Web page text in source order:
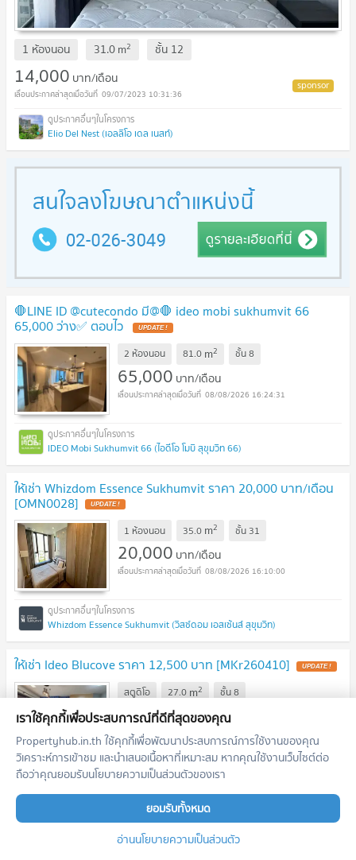
1 ห้องนอน 31.0m2 ชั้น 12
14,000 บาท/เดือน
09/07/2023 10:31:36
Elio Del Nest (เอลลิโอ เดล เนสท์)
🛑LINE ID @cutecondo มี@🛑 ideo mobi sukhumvit 66
65,000 ว่าง✅ ตอบไว UPDATE !
2 ห้องนอน 81.0 m2 ชั้น8
65,000 บาท/เดือน
08/08/2026 16:24:31
IDEO Mobi Sukhumvit 66 (ไอดีโอ โมบิ สุขุมวิท 66)
ให้เช่า Whizdom Essence Sukhumvit ราคา 20,000 บาท/เดือน
[OMN0028] UPDATE !
1 ห้องนอน 35.0 m2 ชั้น 31
20,000 บาท/เดือน
08/08/2026 16:10:00
Whizdom Essence Sukhumvit (วิสซ์ดอม เอสเซ้นส์ สุขุมวิท)
ให้เช่า Ideo Blucove ราคา 12,500 บาท [MKr260410] UPDATE !
สตูดิโอ 27.0 m2 ชั้น8
12,500บาท/เดือน
08/08/2026 16:10:00
🟪🟦🟩🟨🟧 ให้เช่า Elio Del Nest // ห้องใหญ่ 📍 พร้อมเข้าอยู่ 🛎️
🛎️ | 𝗟𝗶𝗻𝗲@: @𝗮𝘀𝘀𝗲𝘁𝘀𝗽𝗿𝗼 UPDATE !
เราใช้คุกกี้เพื่อประสบการณ์ที่ดีที่สุดของคุณ
Propertyhub.in.th ใช้คุกกี้เพื่อพัฒนาประสบการณ์การใช้งานของคุณ
วิเคราะห์การเข้าชม และนำเสนอเนื้อหาที่เหมาะสม หากคุณใช้งานเว็บไซต์ต่อ
ถือว่าคุณยอมรับนโยบายความเป็นส่วนตัวของเรา
ยอมรับทั้งหมด
อ่านนโยบายความเป็นส่วนตัว